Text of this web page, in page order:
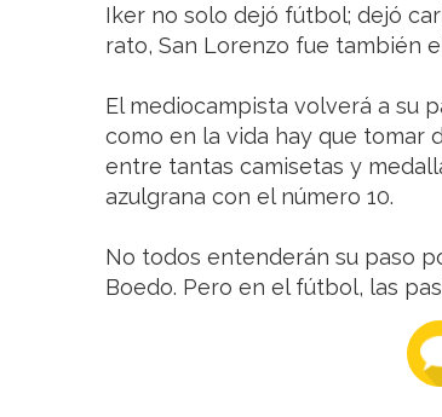
Iker no solo dejó fútbol; dejó
rato, San Lorenzo fue también
El mediocampista volverá a su
como en la vida hay que tomar
entre tantas camisetas y
azulgrana con el número 10.
No todos entenderán su paso
Boedo. Pero en el fútbol, las